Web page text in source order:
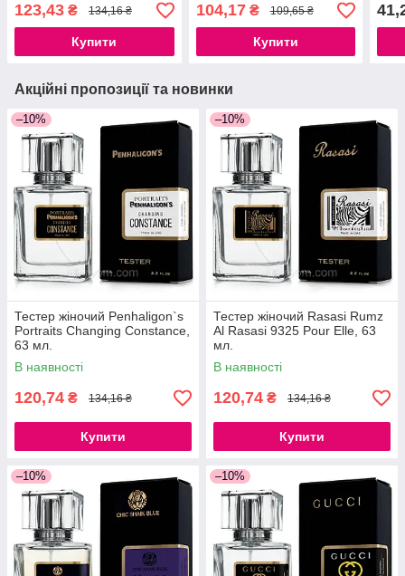
123,43 ₴ 134,16 ₴
Купити
104,17₴ 109,65 ₴
Купити
Акційні пропозиції та новинки
–10%
Тестер жіночий Penhaligon`s
Portraits Changing Constance,
63 мл.
В наявності
120,74 ₴ 134,16 ₴
Купити
–10%
Тестер жіночий Rasasi Rumz
Al Rasasi 9325 Pour Elle, 63
мл.
В наявності
120,74 ₴ 134,16 ₴
Купити
–10% –10%